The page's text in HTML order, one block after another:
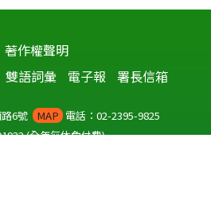
著作權聲明
雙語詞彙 電子報 署長信箱
6號 MAP 電話：02-2395-9825
(全年無休免付費)